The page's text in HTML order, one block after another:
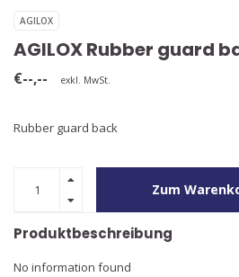
AGILOX
AGILOX Rubber guard
€--,-- exkl. MwSt.
Rubber guard back
Zum
Produktbeschreibung
No information found